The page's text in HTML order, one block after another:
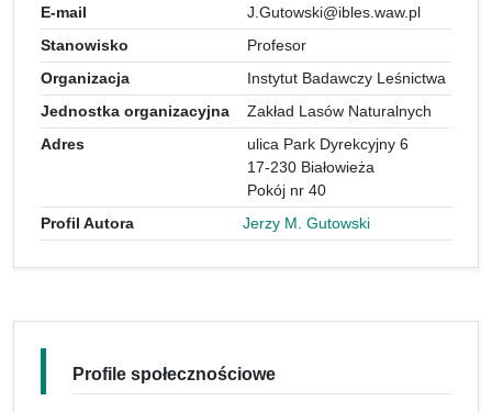
E-mail
J.Gutowski@ibles.waw.pl
Stanowisko
Profesor
Organizacja
Instytut Badawczy Leśnictwa
Jednostka organizacyjna
Zakład Lasów Naturalnych
Adres
ulica Park Dyrekcyjny 6
17-230 Białowieża
Pokój nr 40
Profil Autora
Jerzy M. Gutowski
Profile społecznościowe